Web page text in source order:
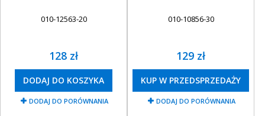
010-12563-20
128 zł
DODAJ DO KOSZYKA
DODAJ DO PORÓWNANIA
010-10856-30
129 zł
KUP W PRZEDSPRZEDAŻY
DODAJ DO PORÓWNANIA